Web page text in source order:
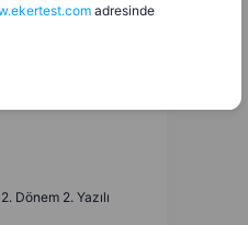
Dönem 2. Yazılı
adresinde